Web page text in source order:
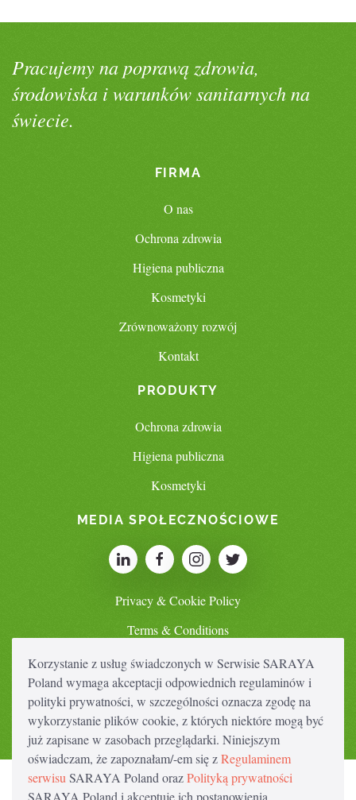
Korzystanie z usług świadczonych w Serwisie SARAYA
Poland wymaga akceptacji odpowiednich regulaminów i
polityki prywatności, w szczególności oznacza zgodę na
wykorzystanie plików cookie, z których niektóre mogą być
już zapisane w zasobach przeglądarki. Niniejszym
oświadczam, że zapoznałam/-em się zRegulaminem
serwisu SARAYA Poland orazPolityką prywatności
SARAYA Poland i akceptuję ich postanowienia.
Pracujemy na poprawą zdrowia,
środowiska i warunków sanitarnych na
świecie.
FIRMA
O nas
Ochrona zdrowia
Higiena publiczna
Kosmetyki
Zrównoważony rozwój
Kontakt
PRODUKTY
Ochrona zdrowia
Higiena publiczna
Kosmetyki
MEDIA SPOŁECZNOŚCIOWE
Privacy & Cookie Policy
Terms & Conditions
SWITCH COUNTRY